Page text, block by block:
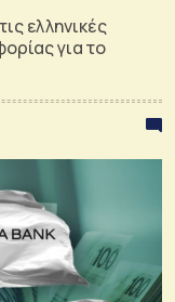
ελληνικές
για το